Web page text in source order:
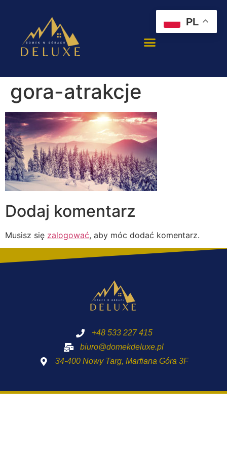
gora-atrakcje
Dodaj komentarz
Musisz się zalogować, aby móc dodać komentarz.
+48 533 227 415
biuro@domekdeluxe.pl
34-400 Nowy Targ, Marfiana Góra 3F
PL